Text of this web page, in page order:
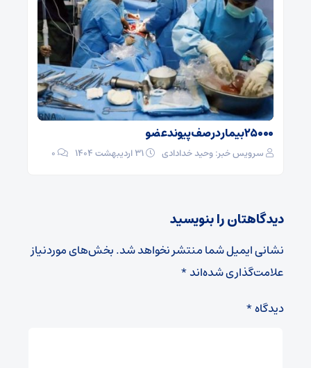
۲۵۰۰۰بیمار در صف پیوند عضو
سرویس خبر: وحید خدادادی 0
دیدگاهتان را بنویسید
نشانی ایمیل شما منتشر نخواهد شد.بخش‌های موردنیاز
علامت‌گذاری شده‌اند*
دیدگاه*